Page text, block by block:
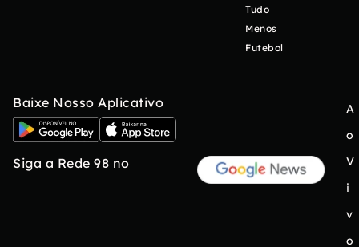
Tudo
Menos
Futebol
Baixe Nosso Aplicativo
Siga a Rede 98 no
A
o
V
i
v
o